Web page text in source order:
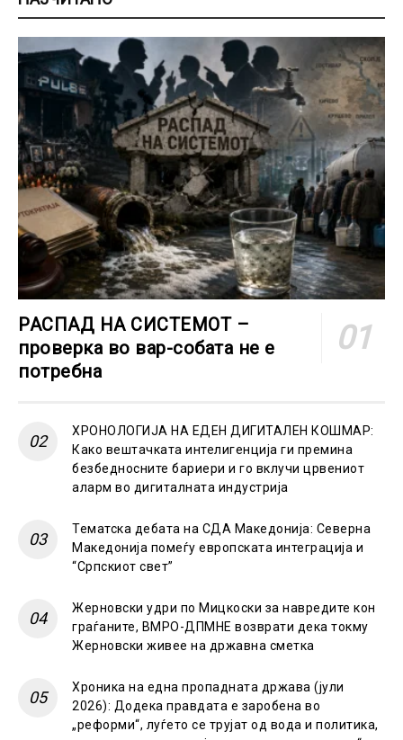
РАСПАД НА СИСТЕМОТ –
проверка во вар-собата не е
потребна
ХРОНОЛОГИЈА НА ЕДЕН ДИГИТАЛЕН КОШМАР:
Како вештачката интелигенција ги премина
безбедносните бариери и го вклучи црвениот
аларм во дигиталната индустрија
Тематска дебата на СДА Македонија: Северна
Македонија помеѓу европската интеграција и
“Српскиот свет”
Жерновски удри по Мицкоски за навредите кон
граѓаните, ВМРО-ДПМНЕ возврати дека токму
Жерновски живее на државна сметка
Хроника на една пропадната држава (јули
2026): Додека правдата е заробена во
„реформи“, луѓето се трујат од вода и политика,